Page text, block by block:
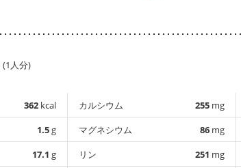
(1人分)
362 kcal
1.5g
17.1 g
カルシウム 255 mg
マグネシウム
86 mg
リン
251 mg